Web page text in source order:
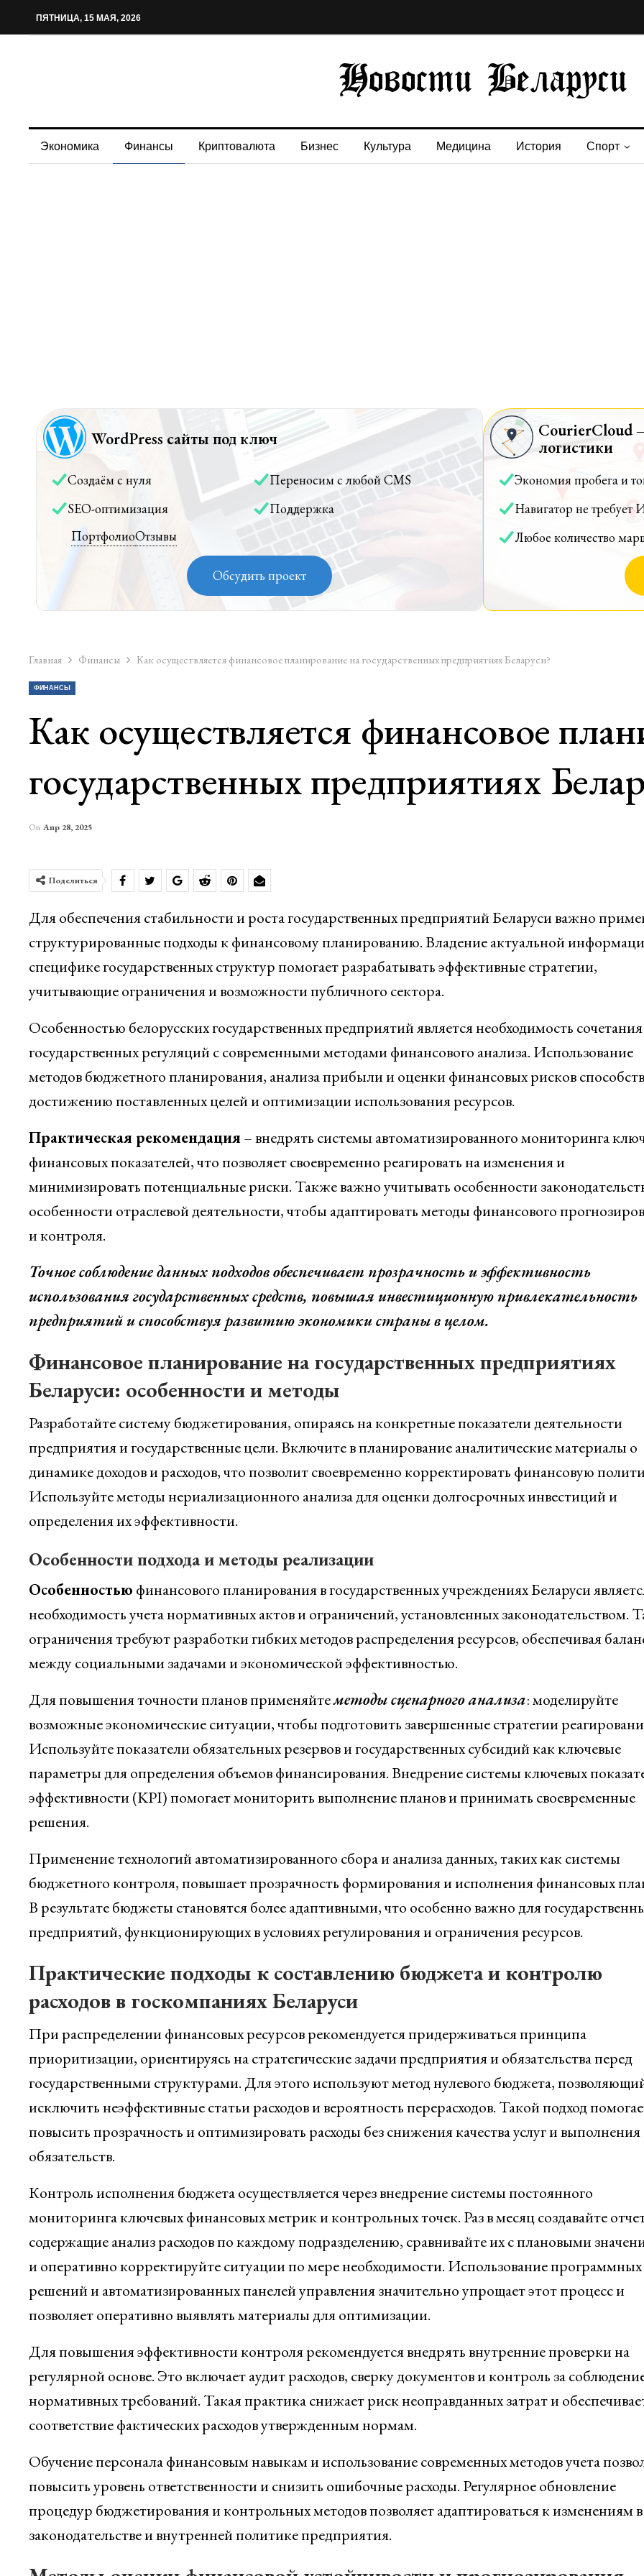
ПЯТНИЦА, 15 МАЯ, 2026
Экономика Финансы Криптовалюта Бизнес Культура Медицина История Спорт
WordPress сайты под ключ
Создаём с нуля
Переносим с любой CMS
SEO-оптимизация
Поддержка
ПортфолиоОтзывы
Обсудить проект
CourierCloud
логистики
Экономия пробега и
Навигатор не требует
Любое количество
Главная Финансы Как осуществляется финансовое планирование на государственных предприятиях Беларуси?
ФИНАНСЫ
Как осуществляется финансовое
государственных предприятиях
On Апр 28, 2025
Поделиться
Для обеспечения стабильности и роста государственных предприятий Беларуси важно
структурированные подходы к финансовому планированию. Владение актуальной
специфике государственных структур помогает разрабатывать эффективные стратегии,
учитывающие ограничения и возможности публичного сектора.
Особенностью белорусских государственных предприятий является необходимость сочетания
государственных регуляций с современными методами финансового анализа. Использование
методов бюджетного планирования, анализа прибыли и оценки финансовых рисков
достижению поставленных целей и оптимизации использования ресурсов.
Практическая рекомендация– внедрять системы автоматизированного мониторинга
финансовых показателей, что позволяет своевременно реагировать на изменения и
минимизировать потенциальные риски. Также важно учитывать особенности
особенности отраслевой деятельности, чтобы адаптировать методы финансового
и контроля.
Точное соблюдение данных подходов обеспечивает прозрачность и эффективность
использования государственных средств, повышая инвестиционную привлекательность
предприятий и способствуя развитию экономики страны в целом.
Финансовое планирование на государственных предприятиях
Беларуси: особенности и методы
Разработайте систему бюджетирования, опираясь на конкретные показатели деятельности
предприятия и государственные цели. Включите в планирование аналитические материалы о
динамике доходов и расходов, что позволит своевременно корректировать финансовую
Используйте методы нериализационного анализа для оценки долгосрочных инвестиций и
определения их эффективности.
Особенности подхода и методы реализации
Особенностью финансового планирования в государственных учреждениях Беларуси
необходимость учета нормативных актов и ограничений, установленных законодательством.
ограничения требуют разработки гибких методов распределения ресурсов, обеспечивая
между социальными задачами и экономической эффективностью.
Для повышения точности планов применяйтеметоды сценарного анализа: моделируйте
возможные экономические ситуации, чтобы подготовить завершенные стратегии
Используйте показатели обязательных резервов и государственных субсидий как ключевые
параметры для определения объемов финансирования. Внедрение системы ключевых
эффективности (KPI) помогает мониторить выполнение планов и принимать своевременные
решения.
Применение технологий автоматизированного сбора и анализа данных, таких как системы
бюджетного контроля, повышает прозрачность формирования и исполнения финансовых
В результате бюджеты становятся более адаптивными, что особенно важно для
предприятий, функционирующих в условиях регулирования и ограничения ресурсов.
Практические подходы к составлению бюджета и контролю
расходов в госкомпаниях Беларуси
При распределении финансовых ресурсов рекомендуется придерживаться принципа
приоритизации, ориентируясь на стратегические задачи предприятия и обязательства перед
государственными структурами. Для этого используют метод нулевого бюджета,
исключить неэффективные статьи расходов и вероятность перерасходов. Такой подход
повысить прозрачность и оптимизировать расходы без снижения качества услуг и выполнения
обязательств.
Контроль исполнения бюджета осуществляется через внедрение системы постоянного
мониторинга ключевых финансовых метрик и контрольных точек. Раз в месяц создавайте
содержащие анализ расходов по каждому подразделению, сравнивайте их с плановыми
и оперативно корректируйте ситуации по мере необходимости. Использование программных
решений и автоматизированных панелей управления значительно упрощает этот процесс и
позволяет оперативно выявлять материалы для оптимизации.
Для повышения эффективности контроля рекомендуется внедрять внутренние проверки на
регулярной основе. Это включает аудит расходов, сверку документов и контроль за
нормативных требований. Такая практика снижает риск неоправданных затрат и
соответствие фактических расходов утвержденным нормам.
Обучение персонала финансовым навыкам и использование современных методов учета
повысить уровень ответственности и снизить ошибочные расходы. Регулярное обновление
процедур бюджетирования и контрольных методов позволяет адаптироваться к изменениям в
законодательстве и внутренней политике предприятия.